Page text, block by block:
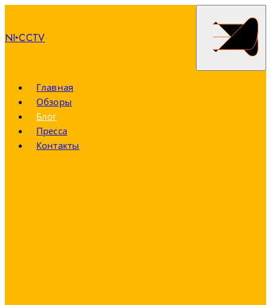
NI‣CCTV
Главная
Обзоры
Блог
Пресса
Контакты